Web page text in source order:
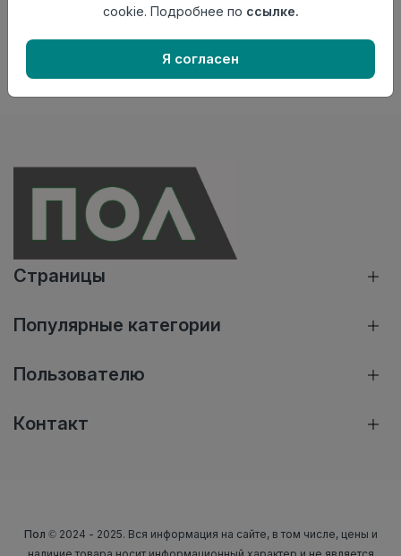
Внимание! Внешний вид товара может отличаться от
представленного на настоящем сайте. Проверяйте
наличие необходимых характеристик и комплектации
в момент приобретения товара.
Страницы
Популярные категории
Пользователю
Контакт
Пол © 2024 - 2025. Вся информация на сайте, в том числе, цены и
cookie. Подробнее по ссылке.
Я согласен